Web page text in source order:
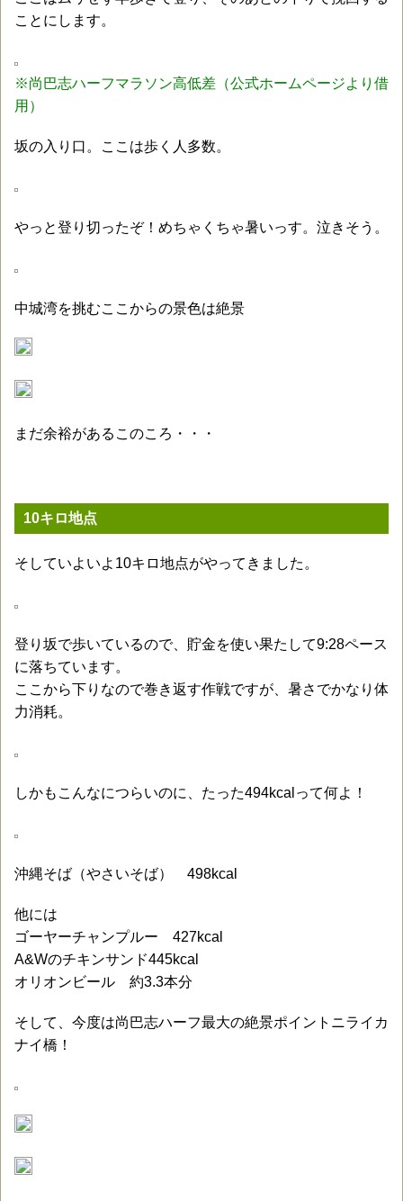
ことにします。
※尚巴志ハーフマラソン高低差（公式ホームページより借
用）
坂の入り口。ここは歩く人多数。
やっと登り切ったぞ！めちゃくちゃ暑いっす。泣きそう。
中城湾を挑むここからの景色は絶景
まだ余裕があるこのころ・・・
10キロ地点
そしていよいよ10キロ地点がやってきました。
登り坂で歩いているので、貯金を使い果たして9:28ペース
に落ちています。
ここから下りなので巻き返す作戦ですが、暑さでかなり体
力消耗。
しかもこんなにつらいのに、たった494kcalって何よ！
沖縄そば（やさいそば） 498kcal
他には
ゴーヤーチャンプルー 427kcal
A&Wのチキンサンド445kcal
オリオンビール 約3.3本分
そして、今度は尚巴志ハーフ最大の絶景ポイントニライカ
ナイ橋！